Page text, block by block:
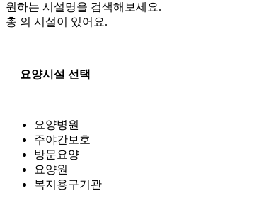
원하는 시설명을 검색해보세요.
총 의 시설이 있어요.
요양시설 선택
요양병원
주야간보호
방문요양
요양원
복지용구기관